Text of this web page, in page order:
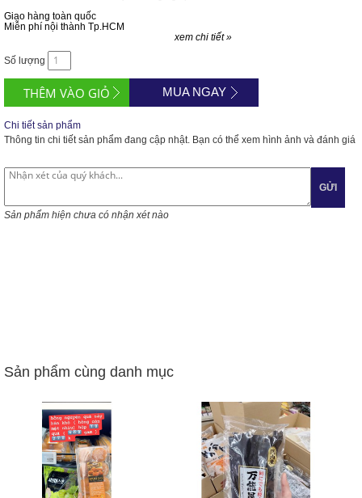
Giao hàng toàn quốc
Miễn phí nội thành Tp.HCM
xem chi tiết »
Số lượng
MUA NGAY
Chi tiết sản phẩm
Thông tin chi tiết sản phẩm đang cập nhật. Bạn có thể xem hình ảnh và đánh giá
GỬI
Sản phẩm hiện chưa có nhận xét nào
Sản phẩm cùng danh mục